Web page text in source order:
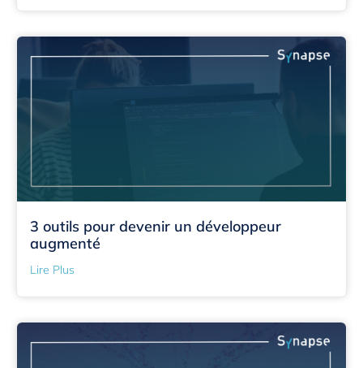
3 outils pour devenir un développeur
augmenté
Lire Plus